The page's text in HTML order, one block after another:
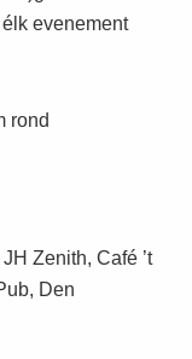
evenement
rond
Zenith, Café ’t
Den